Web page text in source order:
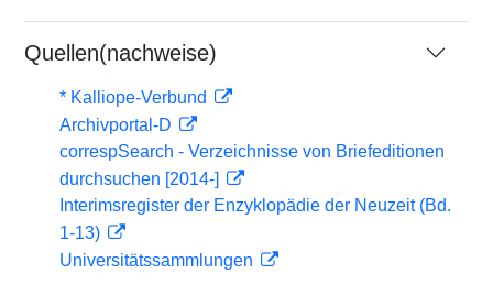
Quellen(nachweise)
* Kalliope-Verbund
Archivportal-D
correspSearch - Verzeichnisse von Briefeditionen
durchsuchen [2014-]
Interimsregister der Enzyklopädie der Neuzeit (Bd.
1-13)
Universitätssammlungen